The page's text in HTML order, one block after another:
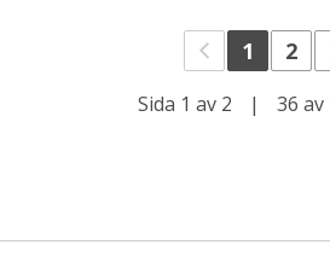
1 2
Sida 1 av 2 | 36